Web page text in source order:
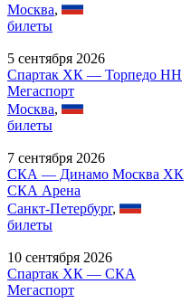
Москва,
билеты
5 сентября 2026
Спартак ХК — Торпедо НН
Мегаспорт
Москва,
билеты
7 сентября 2026
СКА — Динамо Москва ХК
СКА Арена
Санкт-Петербург,
билеты
10 сентября 2026
Спартак ХК — СКА
Мегаспорт